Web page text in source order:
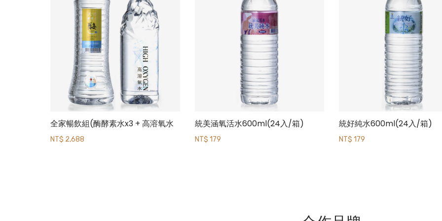
全家暢飲組(酶酵素水x3 + 高溶氧水
x2)
NT$ 2,688
統美涵氧活水600ml(24入/箱)
NT$ 179
統好純水600ml(24入/箱)
NT$ 179